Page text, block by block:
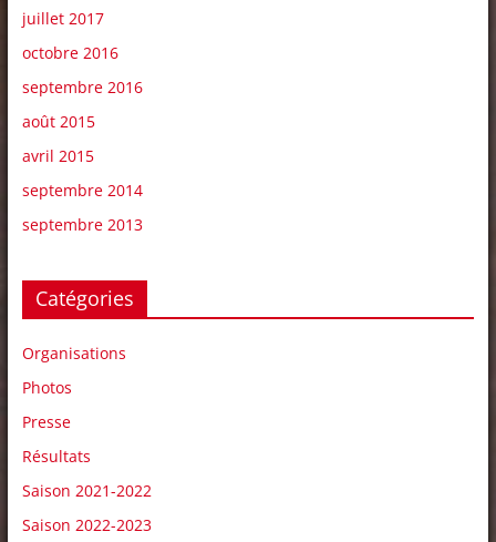
juillet 2017
octobre 2016
septembre 2016
août 2015
avril 2015
septembre 2014
septembre 2013
Catégories
Organisations
Photos
Presse
Résultats
Saison 2021-2022
Saison 2022-2023